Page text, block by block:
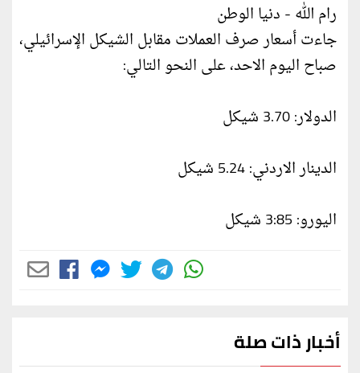
رام الله - دنيا الوطن
جاءت أسعار صرف العملات مقابل الشيكل الإسرائيلي،
صباح اليوم الاحد، على النحو التالي:
الدولار: 3.70 شيكل
الدينار الاردني: 5.24 شيكل
اليورو: 3:85 شيكل
أخبار ذات صلة